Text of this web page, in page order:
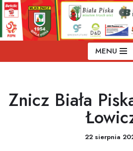
Przejdź
do
MENU
Znicz Biała
22 sierpnia